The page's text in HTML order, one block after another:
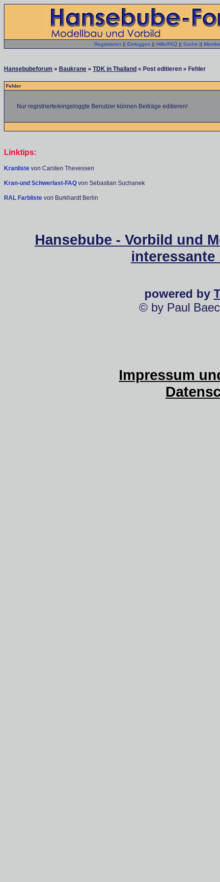
Registrieren || Einloggen || Hilfe/FAQ || Suche ||
Hansebubeforum » Baukrane » TDK in Thailand » Post editieren » Fehler
Fehler
Nur registrierte/eingeloggte Benutzer können Beiträge editieren!
Linktips:
Kranliste von Carsten Thevessen
Kran-und Schwerlast-FAQ von Sebastian Suchanek
RAL Farbliste von Burkhardt Berlin
Hansebube - Vorbild und
powered by
© by Paul
Impressum